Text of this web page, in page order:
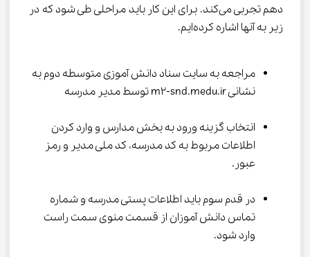
دهم تجربی می‌کند. برای این کار باید مراحلی طی شود که در
زیر به آنها اشاره کرده‌ایم.
مراجعه به سایت سناد دانش آموزی متوسطه دوم به
نشانی m2-snd.medu.ir توسط مدیر مدرسه
انتخاب گزینه ورود به بخش مدارس و وارد کردن
اطلاعات مربوط به کد مدرسه، کد ملی مدیر و رمز
عبور.
در قدم سوم باید اطلاعات پستی مدرسه و شماره
تماس دانش آموزان از قسمت منوی سمت راست
وارد شود.